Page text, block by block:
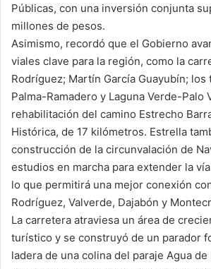
Públicas, con una inversión conjunta
millones de pesos.
Asimismo, recordó que el Gobierno
viales clave para la región, como la
Rodríguez; Martín García Guayubín; los
Palma-Ramadero y Laguna Verde-Palo
rehabilitación del camino Estrecho
Histórica, de 17 kilómetros. Estrella
construcción de la circunvalación de
estudios en marcha para extender la
lo que permitirá una mejor conexión
Rodríguez, Valverde, Dajabón y
La carretera atraviesa un área de
turístico y se construyó de un parador
ladera de una colina del paraje Agua de